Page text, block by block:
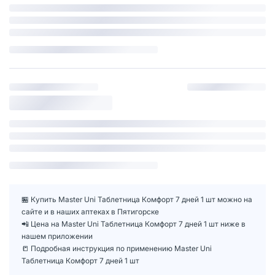
🏪 Купить Master Uni Таблетница Комфорт 7 дней 1 шт можно на
сайте и в наших аптеках в Пятигорске
📲 Цена на Master Uni Таблетница Комфорт 7 дней 1 шт ниже в
нашем приложении
📒 Подробная инструкция по применению Master Uni
Таблетница Комфорт 7 дней 1 шт